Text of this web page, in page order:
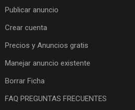
Publicar anuncio
Crear cuenta
Precios y Anuncios gratis
Manejar anuncio existente
Borrar Ficha
FAQ PREGUNTAS FRECUENTES